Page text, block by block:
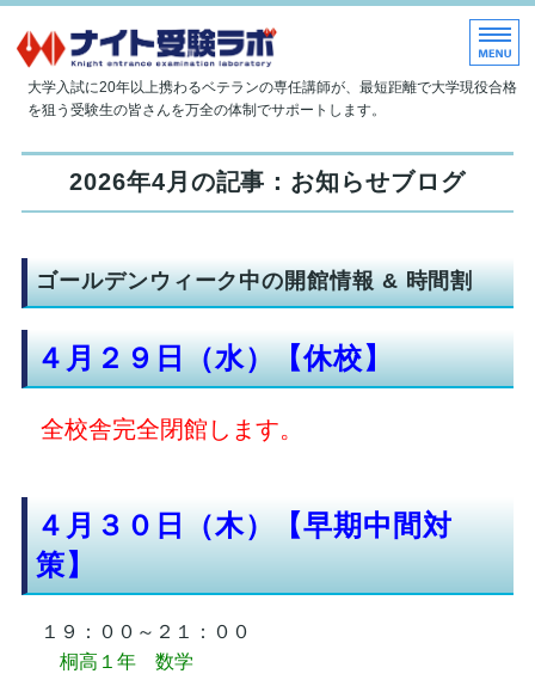
大学現役合格指導塾 ナイト
大学入試に20年以上携わるベテランの専任講師が、最短距離で大学現役合格
を狙う受験生の皆さんを万全の体制でサポートします。
ホーム
入塾のご案内
お問い合わせ
2026年4月の記事：お知らせブログ
ゴールデンウィーク中の開館情報 & 時間割
４月２９日（水）【休校】
全校舎完全閉館します。
４月３０日（木）【早期中間対
策】
１９：００～２１：００
桐高１年 数学